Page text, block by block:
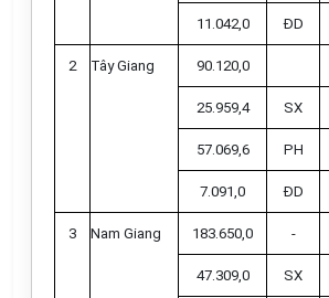
11.042,0 ĐD
2 Tây Giang 90.120,0
25.959,4 SX
57.069,6 PH
7.091,0 ĐD
3 Nam Giang 183.650,0 -
47.309,0 SX